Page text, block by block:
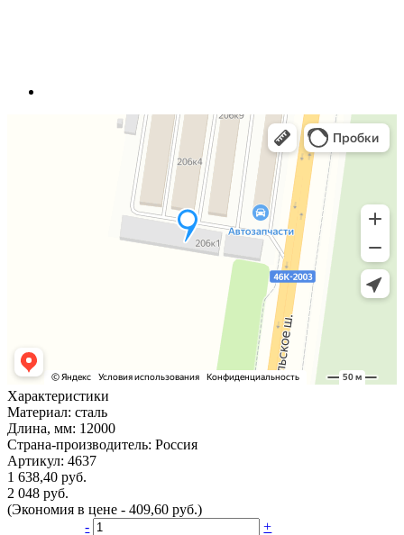
Характеристики
Материал: сталь
Длина, мм: 12000
Страна-производитель: Россия
Артикул: 4637
1 638,40 руб.
2 048 руб.
(Экономия в цене - 409,60 руб.)
-
+